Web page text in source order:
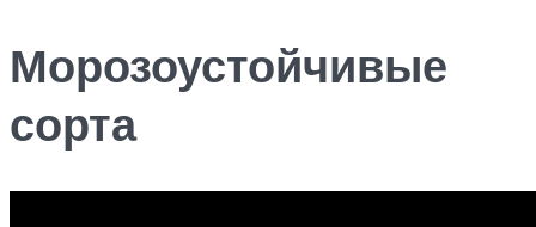
Морозоустойчивые
сорта